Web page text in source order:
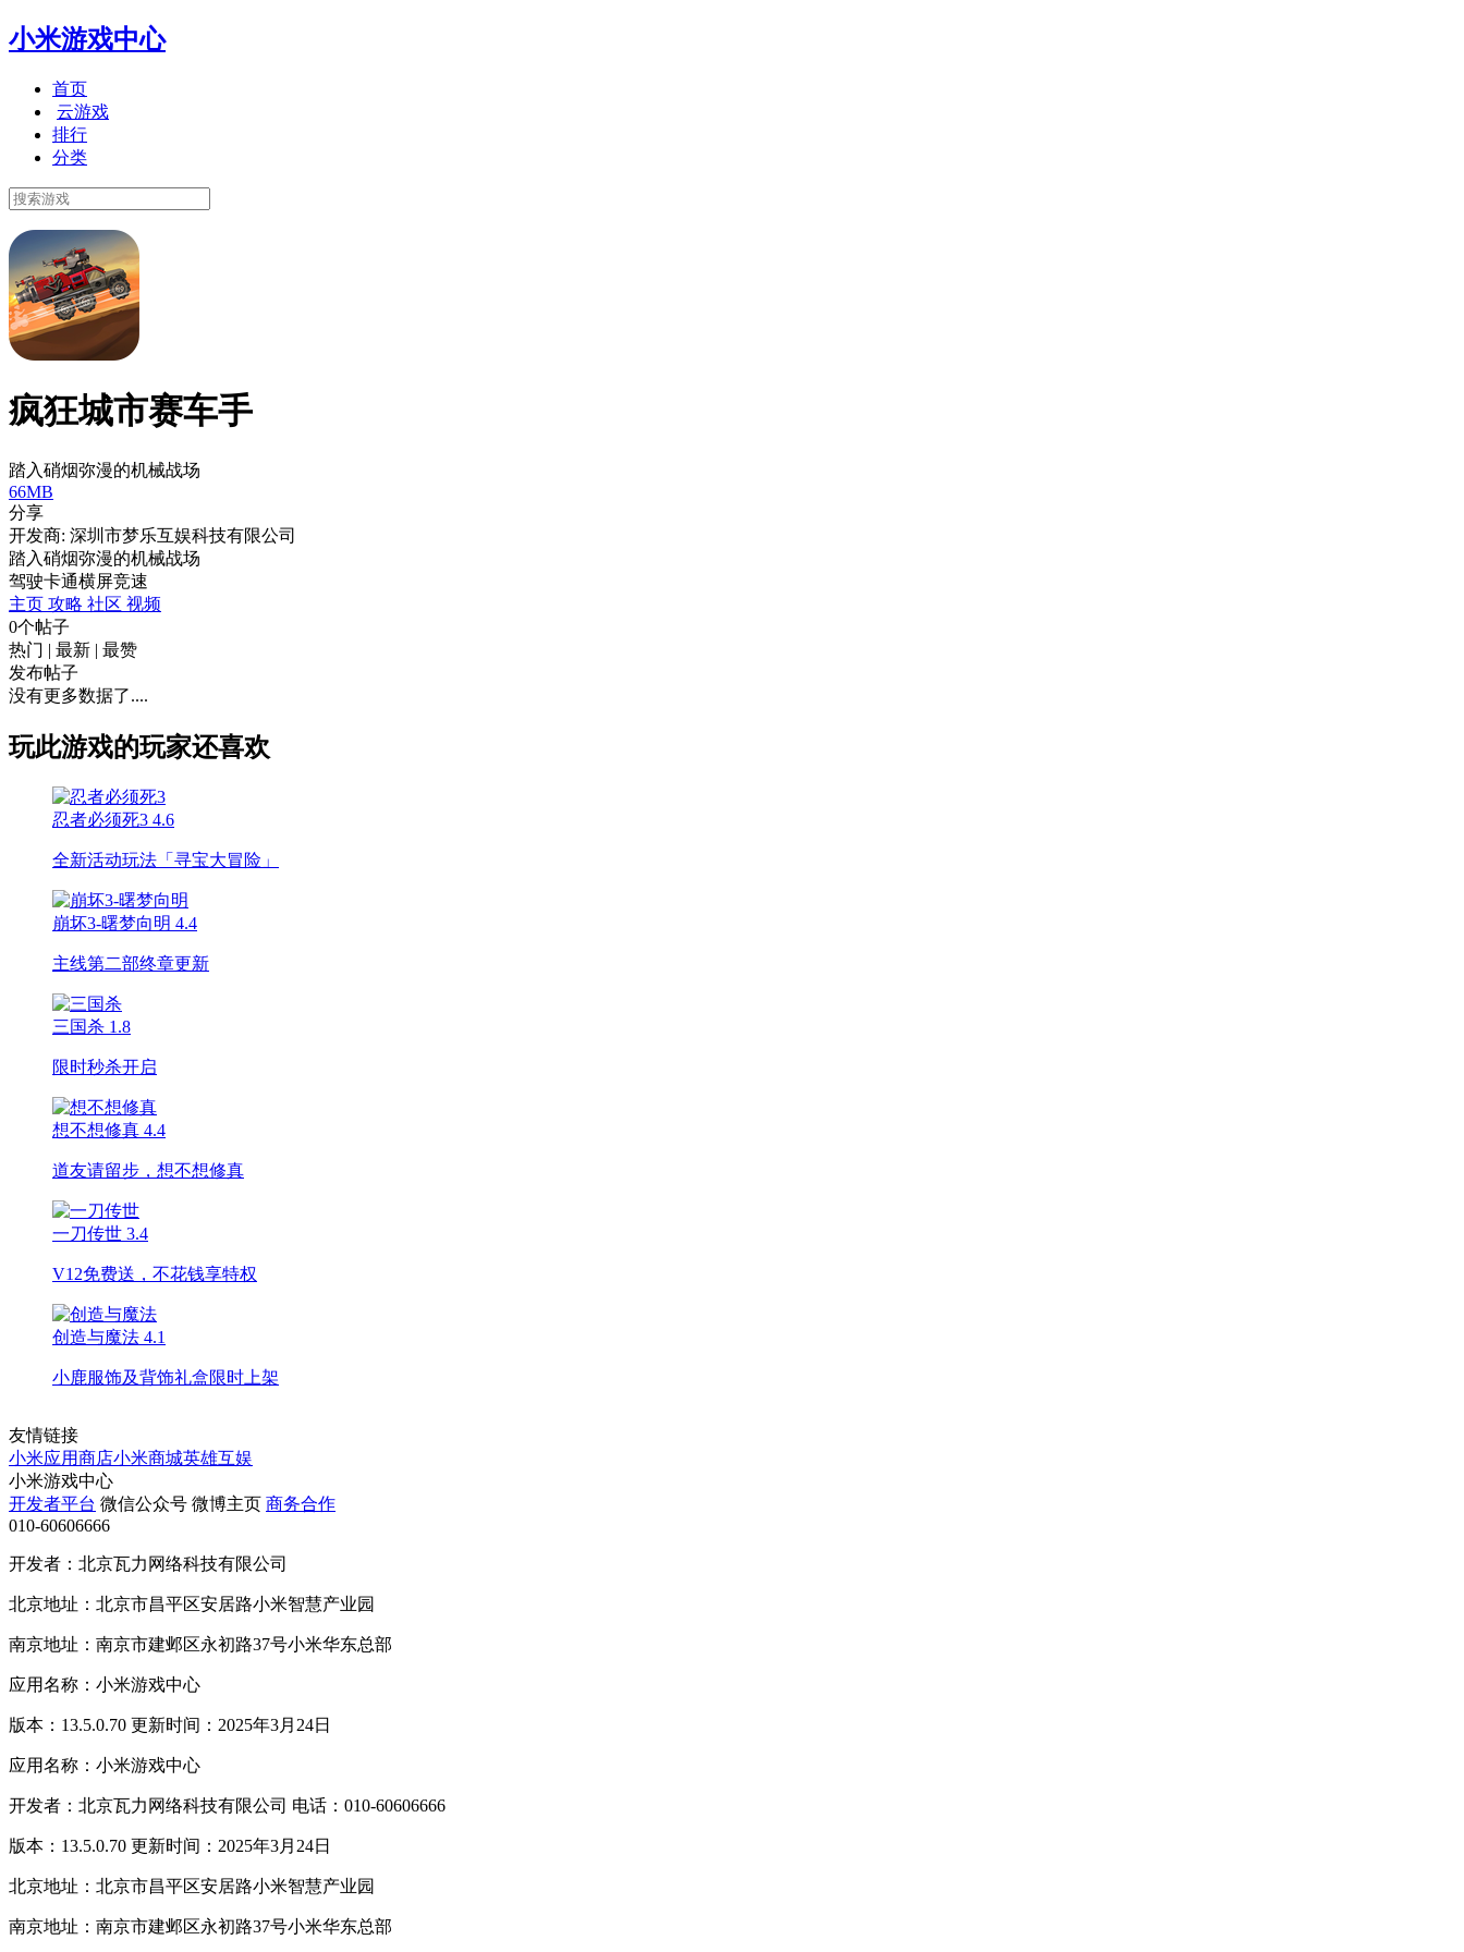
小米游戏中心
首页
云游戏
排行
分类
疯狂城市赛车手
踏入硝烟弥漫的机械战场
66MB
分享
开发商: 深圳市梦乐互娱科技有限公司
踏入硝烟弥漫的机械战场
驾驶卡通横屏竞速
主页 攻略 社区 视频
0个帖子
热门 | 最新 | 最赞
发布帖子
没有更多数据了....
玩此游戏的玩家还喜欢
忍者必须死3 4.6
全新活动玩法「寻宝大冒险」
崩坏3-曙梦向明 4.4
主线第二部终章更新
三国杀 1.8
限时秒杀开启
想不想修真 4.4
道友请留步，想不想修真
一刀传世 3.4
V12免费送，不花钱享特权
创造与魔法 4.1
小鹿服饰及背饰礼盒限时上架
友情链接
小米应用商店小米商城英雄互娱
小米游戏中心
开发者平台 微信公众号 微博主页 商务合作
010-60606666
开发者：北京瓦力网络科技有限公司
北京地址：北京市昌平区安居路小米智慧产业园
南京地址：南京市建邺区永初路37号小米华东总部
应用名称：小米游戏中心
版本：13.5.0.70 更新时间：2025年3月24日
应用名称：小米游戏中心
开发者：北京瓦力网络科技有限公司 电话：010-60606666
版本：13.5.0.70 更新时间：2025年3月24日
北京地址：北京市昌平区安居路小米智慧产业园
南京地址：南京市建邺区永初路37号小米华东总部